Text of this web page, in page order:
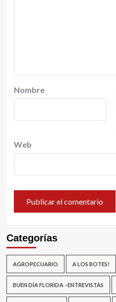
Nombre
Web
Categorías
AGROPECUARIO A LOS BOTES!
BUEN DÍA FLORIDA - ENTREVISTAS